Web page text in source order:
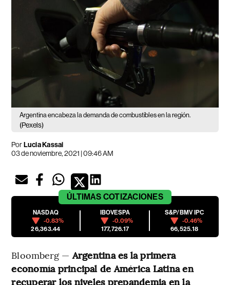
Argentina encabeza la demanda de combustibles en la región.
(Pexels)
PorLucia Kassai
03 de noviembre, 2021 | 09:46 AM
ÚLTIMAS COTIZACIONES
NASDAQ
-0.83%
26,363.44
IBOVESPA
-0.09%
177,726.17
S&P/BMV IPC
-0.46%
66,525.18
Bloomberg —Argentina es la primera
economía principal de América Latina en
recuperar los niveles prepandemia en la